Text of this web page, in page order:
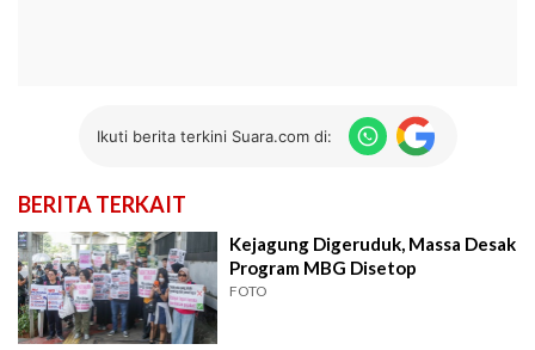
Ikuti berita terkini Suara.com di:
BERITA TERKAIT
Kejagung Digeruduk, Massa Desak
Program MBG Disetop
FOTO